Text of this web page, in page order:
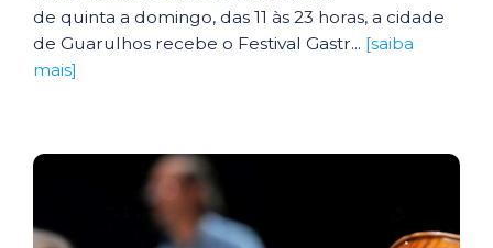
de quinta a domingo, das 11 às 23 horas, a cidade
de Guarulhos recebe o Festival Gastr... [saiba
mais]